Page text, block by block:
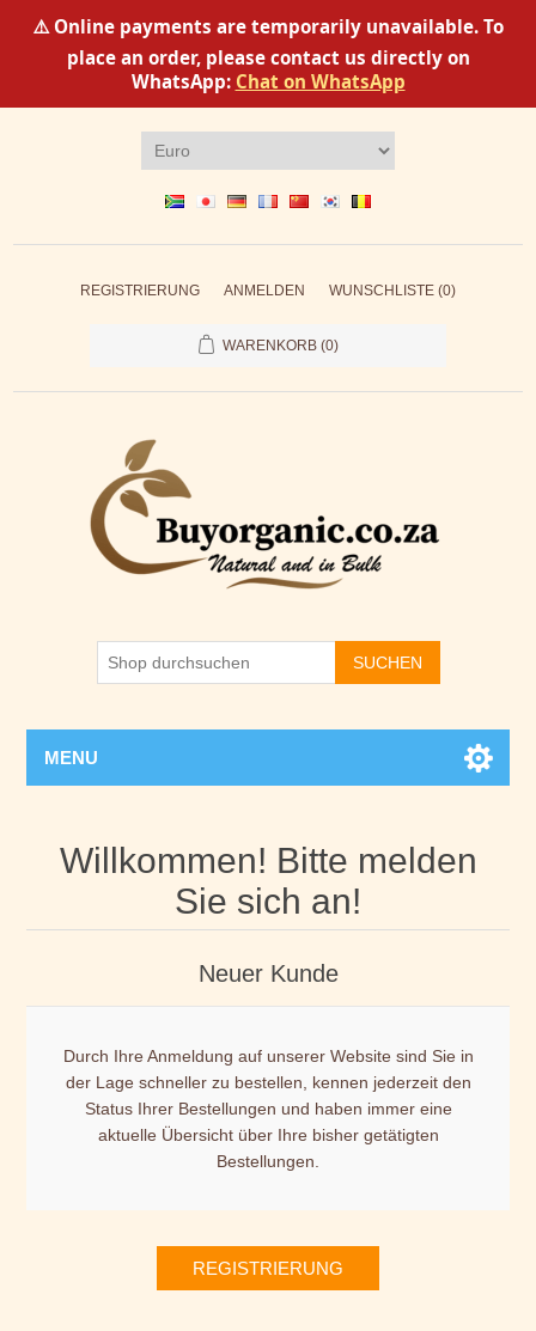
⚠️ Online payments are temporarily unavailable. To
place an order, please contact us directly on
WhatsApp: Chat on WhatsApp
REGISTRIERUNG ANMELDEN WUNSCHLISTE (0)
WARENKORB (0)
SUCHEN
MENU
Willkommen! Bitte melden
Sie sich an!
Neuer Kunde
Durch Ihre Anmeldung auf unserer Website sind Sie in
der Lage schneller zu bestellen, kennen jederzeit den
Status Ihrer Bestellungen und haben immer eine
aktuelle Übersicht über Ihre bisher getätigten
Bestellungen.
REGISTRIERUNG